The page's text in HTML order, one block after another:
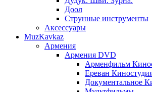
Доол
Струнные инструменты
Аксессуары
MuzKavkaz
Армения
Армения DVD
Арменфильм
Ереван
Документальное